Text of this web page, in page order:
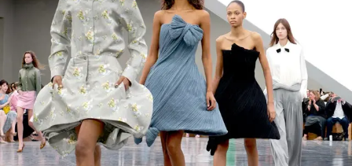
簡單，一個嶄新的 Gucci 時代已經展開！